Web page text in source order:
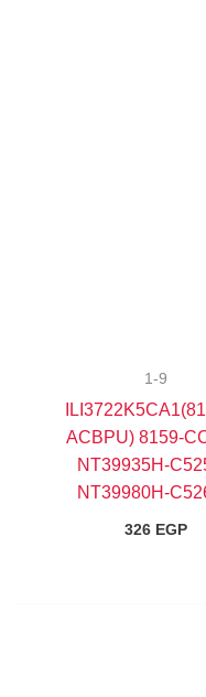
1-9
–
ACBPU) 8159-
NT39935H-
NT39980H-
326 EGP